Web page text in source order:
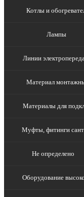
Котлы и
Лампы
Линии
Материал
Материалы для
Муфты, фитинги
Не определено
Оборудование